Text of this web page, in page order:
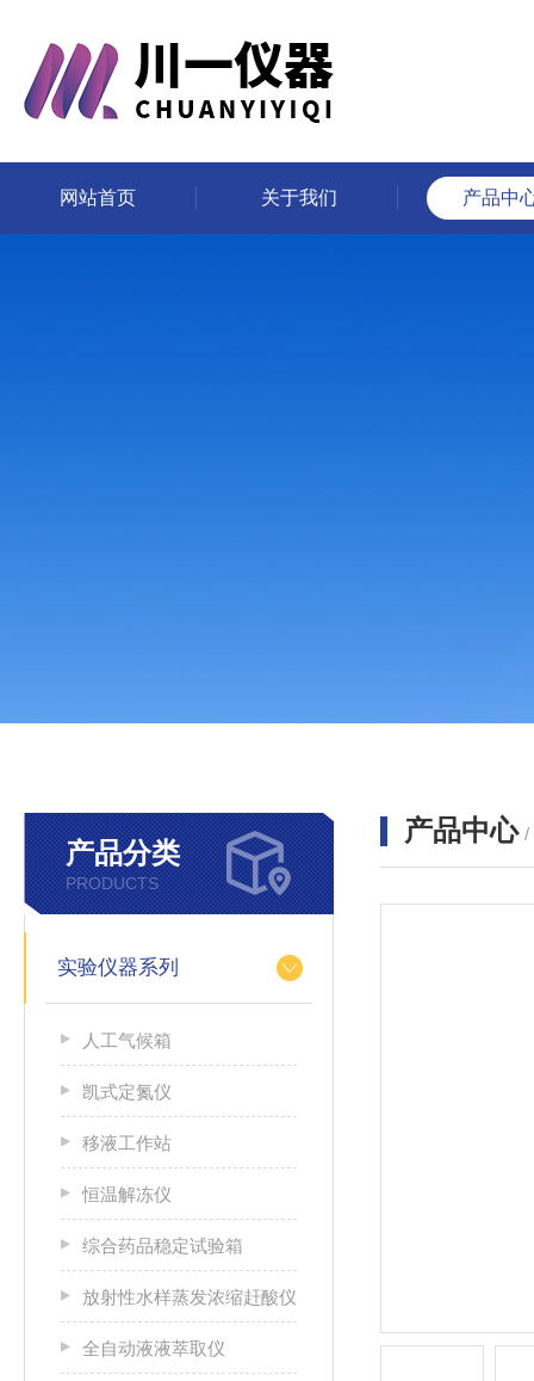
网站首页 关于我们 产品中
产品分类
PRODUCTS
实验仪器系列
人工气候箱
凯式定氮仪
移液工作站
恒温解冻仪
综合药品稳定试验箱
放射性水样蒸发浓缩赶酸仪
全自动液液萃取仪
产品中心 /